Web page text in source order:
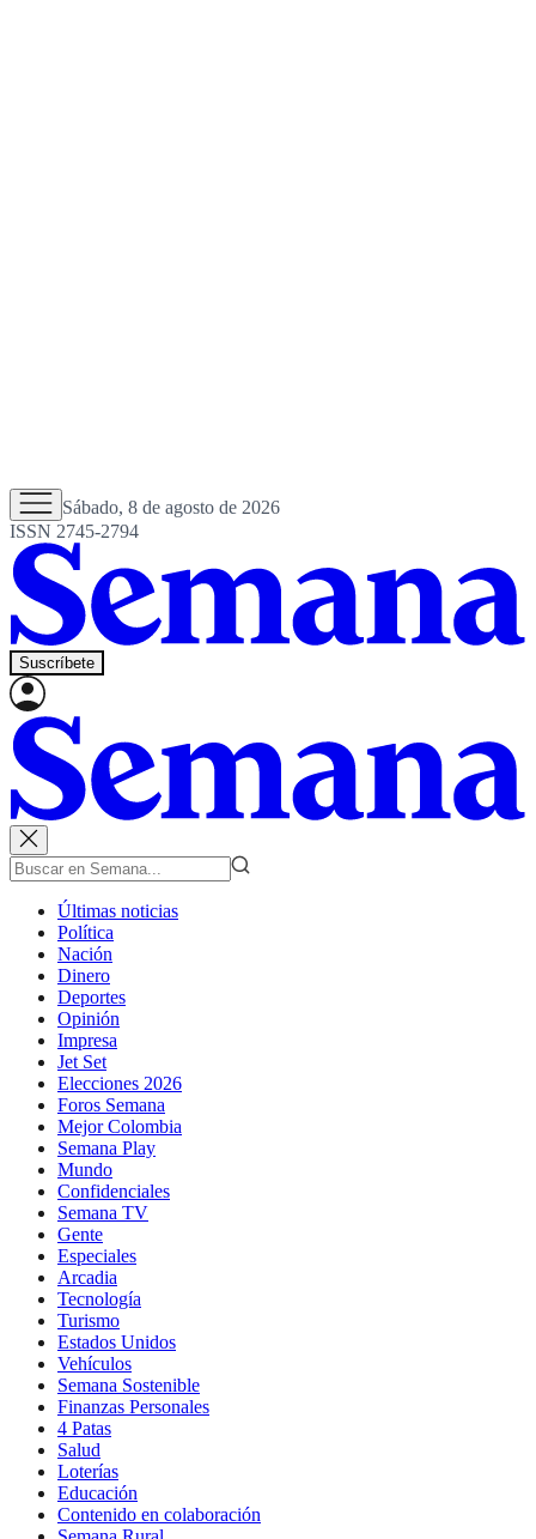
Sábado, 8 de agosto de 2026
ISSN 2745-2794
Suscríbete
Últimas noticias
Política
Nación
Dinero
Deportes
Opinión
Impresa
Jet Set
Elecciones 2026
Foros Semana
Mejor Colombia
Semana Play
Mundo
Confidenciales
Semana TV
Gente
Especiales
Arcadia
Tecnología
Turismo
Estados Unidos
Vehículos
Semana Sostenible
Finanzas Personales
4 Patas
Salud
Loterías
Educación
Contenido en colaboración